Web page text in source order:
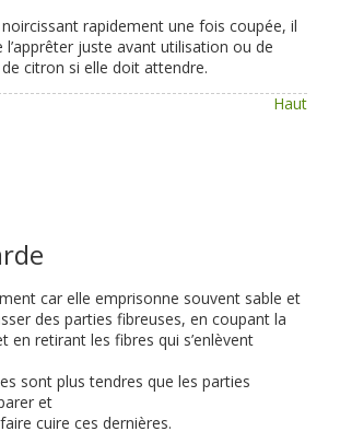
noircissant rapidement une fois coupée, il
juste avant utilisation ou de
de citron si elle doit attendre.
Haut
car elle emprisonne souvent sable et
des parties fibreuses, en coupant la
en retirant les fibres qui s’enlèvent
sont plus tendres que les parties
et
cuire ces dernières.